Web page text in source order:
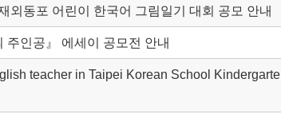
외동포 어린이 한국어 그림일기 대회 공모 안내
주인공』 에세이 공모전 안내
teacher in Taipei Korean School Kindergarte